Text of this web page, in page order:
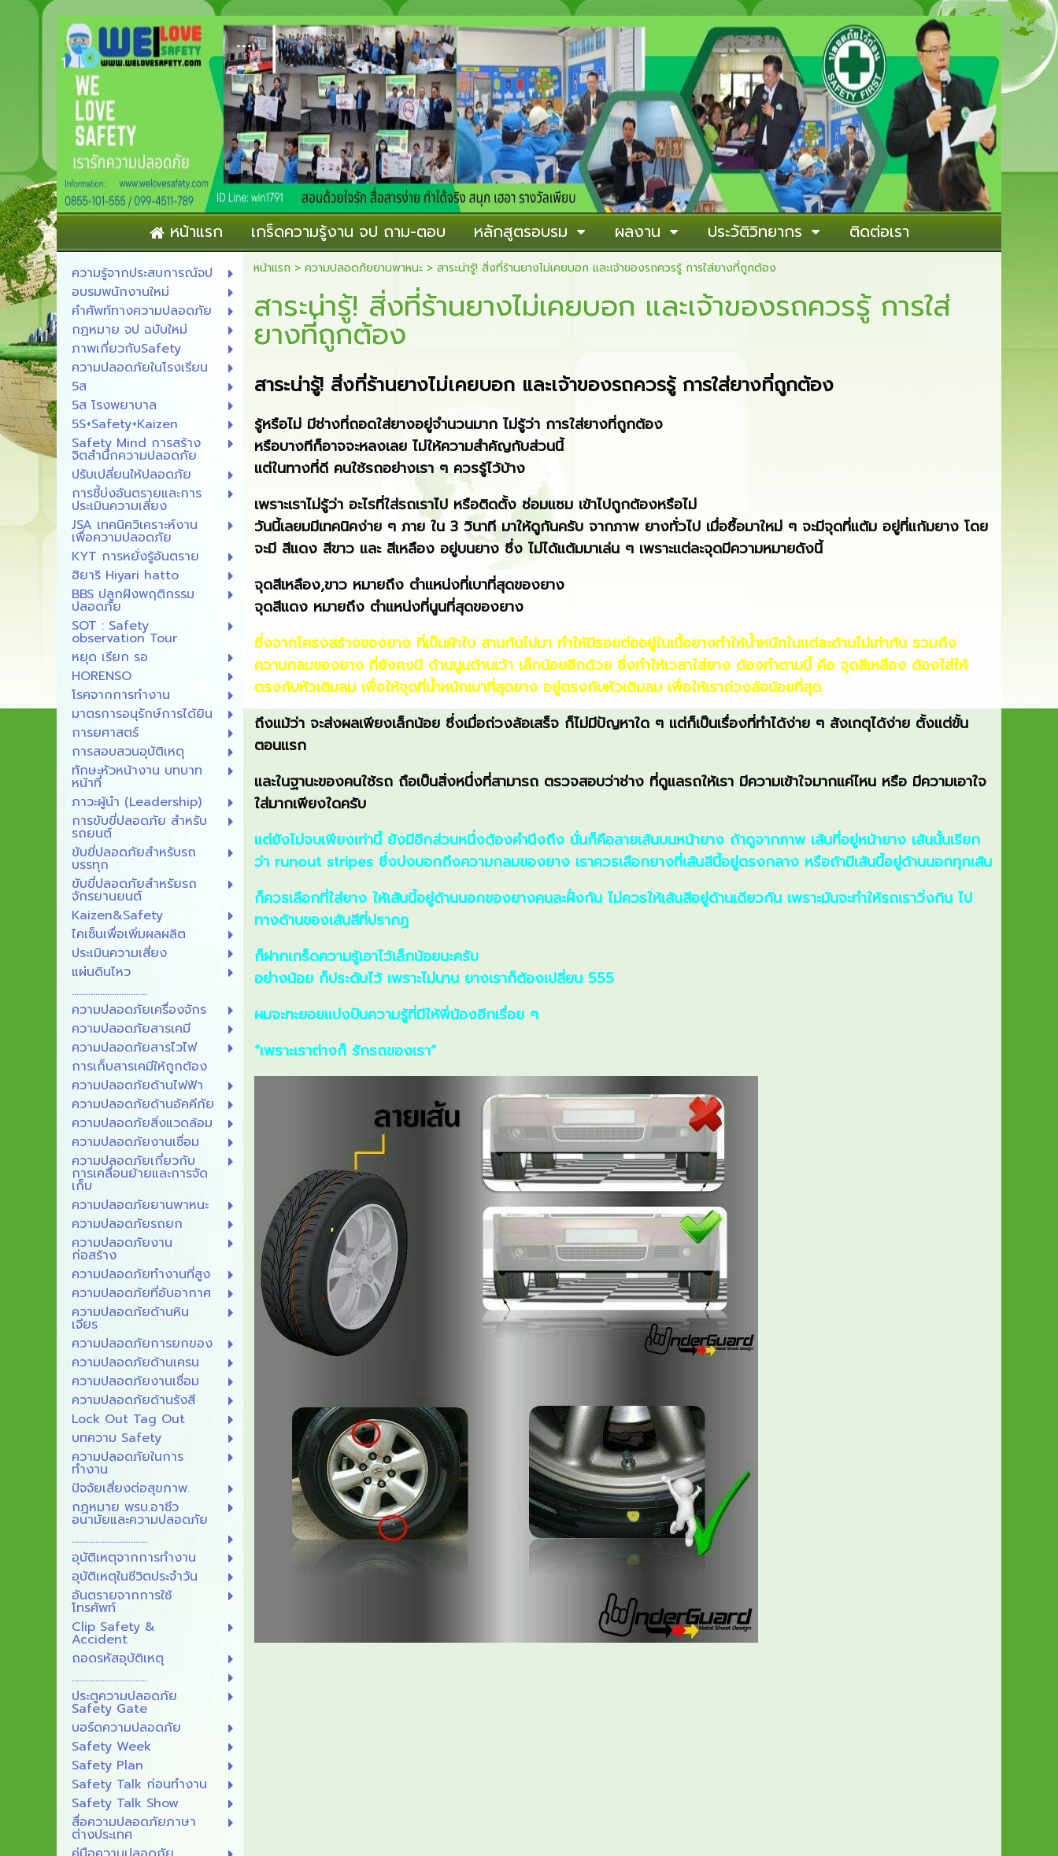
...
1
หน้าแรก เกร็ดความรู้งาน จป ถาม-ตอบ หลักสูตรอบรม ผลงาน ประวัติวิทยากร ติดต่อเรา
ความรู้จากประสบการณ์จป
อบรมพนักงานใหม่
คำศัพท์ทางความปลอดภัย
กฏหมาย จป ฉบับใหม่
ภาพเกี่ยวกับSafety
ความปลอดภัยในโรงเรียน
5ส
5ส โรงพยาบาล
5S+Safety+Kaizen
Safety Mind การสร้าง
จิตสำนึกความปลอดภัย
ปรับเปลี่ยนให้ปลอดภัย
การชี้บ่งอันตรายและการ
ประเมินความเสี่ยง
JSA เทคนิควิเคราะห์งาน
เพื่อความปลอดภัย
KYT การหยั่งรู้อันตราย
ฮิยาริ Hiyari hatto
BBS ปลูกฝังพฤติกรรม
ปลอดภัย
SOT : Safety
observation Tour
หยุด เรียก รอ
HORENSO
โรคจากการทำงาน
มาตรการอนุรักษ์การได้ยิน
การยศาสตร์
การสอบสวนอุบัติเหตุ
ทักษะหัวหน้างาน บทบาท
หน้าที่
ภาวะผู้นํา (Leadership)
การขับขี่ปลอดภัย สำหรับ
รถยนต์
ขับขี่ปลอดภัยสำหรับรถ
บรรทุก
ขับขี่ปลอดภัยสำหรัยรถ
จักรยานยนต์
Kaizen&Safety
ไคเซ็นเพื่อเพิ่มผลผลิต
ประเมินความเสี่ยง
แผ่นดินไหว
................................
ความปลอดภัยเครื่องจักร
ความปลอดภัยสารเคมี
ความปลอดภัยสารไวไฟ
การเก็บสารเคมีให้ถูกต้อง
ความปลอดภัยด้านไฟฟ้า
ความปลอดภัยด้านอัคคีภัย
ความปลอดภัยสิ่งแวดล้อม
ความปลอดภัยงานเชื่อม
ความปลอดภัยเกี่ยวกับ
การเคลื่อนย้ายและการจัด
เก็บ
ความปลอดภัยยานพาหนะ
ความปลอดภัยรถยก
ความปลอดภัยงาน
ก่อสร้าง
ความปลอดภัยทำงานที่สูง
ความปลอดภัยที่อับอากาศ
ความปลอดภัยด้านหิน
เจียร
ความปลอดภัยการยกของ
ความปลอดภัยด้านเครน
ความปลอดภัยงานเชื่อม
ความปลอดภัยด้านรังสี
Lock Out Tag Out
บทความ Safety
ความปลอดภัยในการ
ทำงาน
ปัจจัยเสี่ยงต่อสุขภาพ.
กฏหมาย พรบ.อาชีว
อนามัยและความปลอดภัย
................................
อุบัติเหตุจากการทำงาน
อุบัติเหตุในชีวิตประจำวัน
อันตรายจากการใช้
โทรศัพท์
Clip Safety &
Accident
ถอดรหัสอุบัติเหตุ
................................
ประตูความปลอดภัย
Safety Gate
บอร์ดความปลอดภัย
Safety Week
Safety Plan
Safety Talk ก่อนทำงาน
Safety Talk Show
สื่อความปลอดภัยภาษา
ต่างประเทศ
หน้าแรก > ความปลอดภัยยานพาหนะ> สาระน่ารู้! สิ่งที่ร้านยางไม่เคยบอก และเจ้าของรถควรรู้ การใส่ยางที่ถูกต้อง
สาระน่ารู้! สิ่งที่ร้านยางไม่เคยบอก และเจ้าของรถควรรู้ การใส่
ยางที่ถูกต้อง
สาระน่ารู้! สิ่งที่ร้านยางไม่เคยบอก และเจ้าของรถควรรู้ การใส่ยางที่ถูกต้อง
รู้หรือไม่ มีช่างที่ถอดใส่ยางอยู่จำนวนมาก ไม่รู้ว่า การใส่ยางที่ถูกต้อง
หรือบางทีก็อาจจะหลงเลย ไม่ให้ความสำคัญกับส่วนนี้
แต่ในทางที่ดี คนใช้รถอย่างเรา ๆ ควรรู้ไว้บ้าง
เพราะเราไม่รู้ว่า อะไรที่ใส่รถเราไป หรือติดตั้ง ซ่อมแซม เข้าไปถูกต้องหรือไม่
วันนี้เลยมมีเทคนิคง่าย ๆ ภาย ใน 3 วินาที มาให้ดูกันครับ จากภาพ ยางทั่วไป เมื่อซื้อมาใหม่ ๆ จะมีจุดที่แต้ม อยู่ที่แก้มยาง โดย
จะมี สีแดง สีขาว และ สีเหลือง อยู่บนยาง ซึ่ง ไม่ได้แต้มมาเล่น ๆ เพราะแต่ละจุดมีความหมายดังนี้
จุดสีเหลือง,ขาว หมายถึง ตำแหน่งที่เบาที่สุดของยาง
จุดสีแดง หมายถึง ตำแหน่งที่นูนที่สุดของยาง
ซึ่งจากโครงสร้างของยาง ที่เป็นผ้าใบ สานกันไปมา ทำให้มีรอยต่ออยู่ในเนื้อยางทำให้น้ำหนักในแต่ละด้านไม่เท่ากัน รวมถึง
ความกลมของยาง ที่ยังคงมี ด้านนูนด้านเว้า เล็กน้อยอีกด้วย ซึ่งทำให้เวลาใส่ยาง ต้องทำตามนี้ คือ จุดสีเหลือง ต้องใส่ให้
ตรงกับหัวเติมลม เพื่อให้จุดที่น้ำหนักเบาที่สุดยาง อยู่ตรงกับหัวเติมลม เพื่อให้เราถ่วงล้อน้อยที่สุด
ถึงแม้ว่า จะส่งผลเพียงเล็กน้อย ซึ่งเมื่อถ่วงล้อเสร็จ ก็ไม่มีปัญหาใด ๆ แต่ก็เป็นเรื่องที่ทำได้ง่าย ๆ สังเกตุได้ง่าย ตั้งแต่ขั้น
ตอนแรก
และในฐานะของคนใช้รถ ถือเป็นสิ่งหนึ่งที่สามารถ ตรวจสอบว่าช่าง ที่ดูแลรถให้เรา มีความเข้าใจมากแค่ไหน หรือ มีความเอาใจ
ใส่มากเพียงใดครับ
แต่ยังไม่จบเพียงเท่านี้ ยังมีอีกส่วนหนึ่งต้องคำนึงถึง นั่นก็คือลายเส้นบนหน้ายาง ถ้าดูจากภาพ เส้นที่อยู่หน้ายาง เส้นนั้นเรียก
ว่า runout stripes ซึ่งบ่งบอกถึงความกลมของยาง เราควรเลือกยางที่เส้นสีนี้อยู่ตรงกลาง หรือถ้ามีเส้นนี้อยู่ด้านนอกทุกเส้น
ก็ควรเลือกที่ใส่ยาง ให้เส้นนี้อยู่ด้านนอกของยางคนละฝั่งกัน ไม่ควรให้เส้นสีอยู่ด้านเดียวกัน เพราะมันจะทำให้รถเราวิ่งกิน ไป
ทางด้านของเส้นสีที่ปรากฏ
ก็ฝากเกร็ดความรู้เอาไว้เล็กน้อยนะครับ
อย่างน้อย ก็ประดับไว้ เพราะไม่นาน ยางเราก็ต้องเปลี่ยน 555
ผมจะทะยอยแบ่งปันความรู้ที่มีให้พี่น้องอีกเรื่อย ๆ
“เพราะเราต่างก็ รักรถของเรา”